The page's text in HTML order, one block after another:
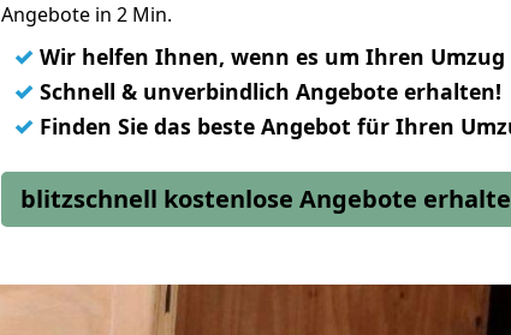
Angebote in 2 Min.
✓ Wir helfen Ihnen, wenn es um Ihren Umzug
✓ Schnell & unverbindlich Angebote erhalten!
✓ Finden Sie das beste Angebot für Ihren
blitzschnell kostenlose Angebote